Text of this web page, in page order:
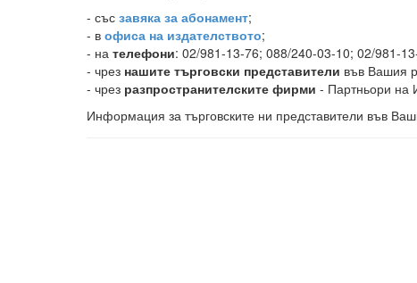
- със завяка за абонамент;
- в офиса на издателството;
- на телефони: 02/981-13-76; 088/240-03-10; 02/981-
- чрез нашите търговски представители във Вашия
- чрез разпространителските фирми - Партньори на
Информация за търговските ни представители във